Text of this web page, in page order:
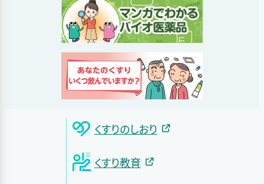
くすりのしおり
くすり教育